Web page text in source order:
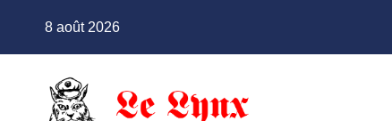
8 août 2026